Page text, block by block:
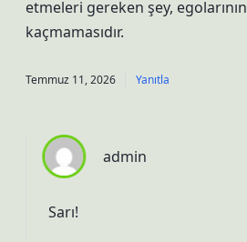
etmeleri gereken şey, egolarının
kaçmamasıdır.
Temmuz 11, 2026 Yanıtla
admin
Sarı!